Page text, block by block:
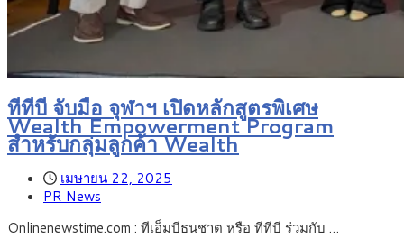
ทีทีบี จับมือ จุฬาฯ เปิดหลักสูตรพิเศษ
Wealth Empowerment Program
สำหรับกลุ่มลูกค้า Wealth
เมษายน 22, 2025
PR News
Onlinenewstime.com : ทีเอ็มบีธนชาต หรือ ทีทีบี ร่วมกับ …